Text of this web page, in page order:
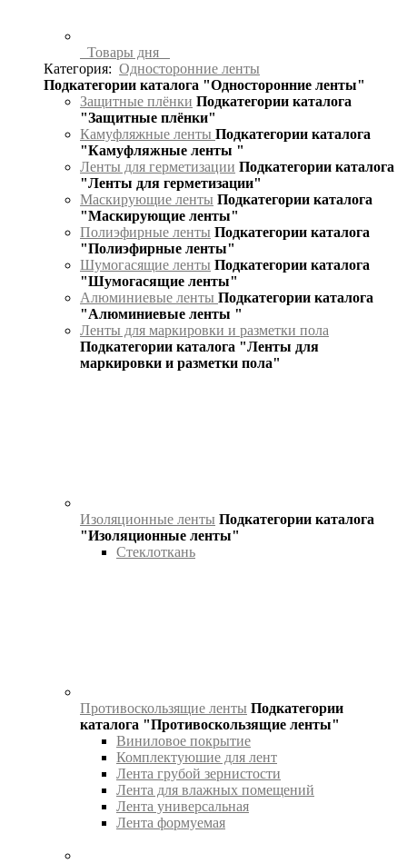
Товары дня
Категория: Односторонние ленты
Подкатегории каталога "Односторонние ленты"
Защитные плёнки Подкатегории каталога
"Защитные плёнки"
Камуфляжные ленты Подкатегории каталога
"Камуфляжные ленты "
Ленты для герметизации Подкатегории каталога
"Ленты для герметизации"
Маскирующие ленты Подкатегории каталога
"Маскирующие ленты"
Полиэфирные ленты Подкатегории каталога
"Полиэфирные ленты"
Шумогасящие ленты Подкатегории каталога
"Шумогасящие ленты"
Алюминиевые ленты Подкатегории каталога
"Алюминиевые ленты "
Ленты для маркировки и разметки пола
Подкатегории каталога "Ленты для
маркировки и разметки пола"
Изоляционные ленты Подкатегории каталога
"Изоляционные ленты"
Стеклоткань
Противоскользящие ленты Подкатегории
каталога "Противоскользящие ленты"
Виниловое покрытие
Комплектуюшие для лент
Лента грубой зернистости
Лента для влажных помещений
Лента универсальная
Лента формуемая